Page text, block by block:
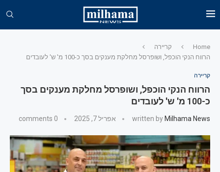
Home
קריירה
הרווח הנקי הוכפל, ושופרסל מחלקת מענקים בסך כ-100 מ' ש' לעובדים
קריירה
הרווח הנקי הוכפל, ושופרסל מחלקת מענקים בסך
כ-100 מ' ש' לעובדים
written by Milhama News אפריל 7, 2025 0 comments